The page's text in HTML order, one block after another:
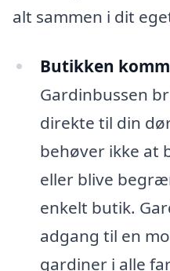
alt sammen i dit
Butikken
Gardinbussen
direkte til din
behøver ikke at
eller blive
enkelt butik.
adgang til en
gardiner i alle